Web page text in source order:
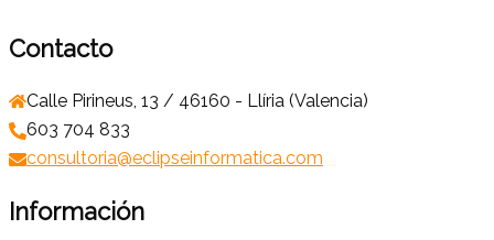
Contacto
Calle Pirineus, 13 / 46160 - Llíria (Valencia)
603 704 833
consultoria@eclipseinformatica.com
Información